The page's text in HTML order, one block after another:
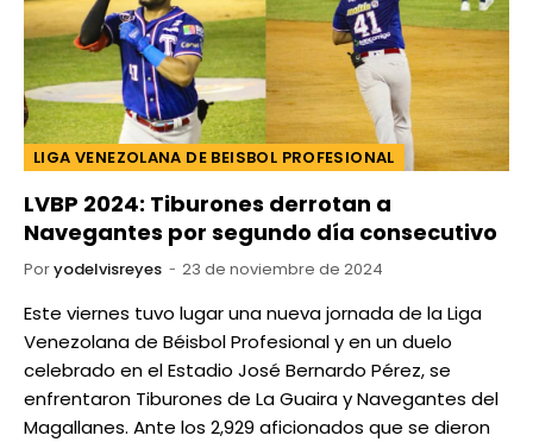
LIGA VENEZOLANA DE BEISBOL PROFESIONAL
LVBP 2024: Tiburones derrotan a
Navegantes por segundo día consecutivo
Poryodelvisreyes 23 de noviembre de 2024
Este viernes tuvo lugar una nueva jornada de la Liga
Venezolana de Béisbol Profesional y en un duelo
celebrado en el Estadio José Bernardo Pérez, se
enfrentaron Tiburones de La Guaira y Navegantes del
Magallanes. Ante los 2,929 aficionados que se dieron